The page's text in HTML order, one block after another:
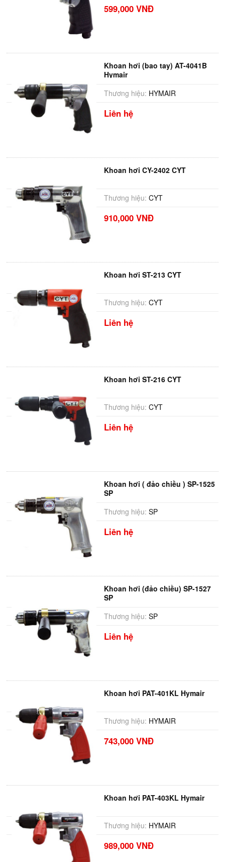
599,000 VNĐ
Khoan hơi (bao tay) AT-4041B
Hymair
Thương hiệu: HYMAIR
Liên hệ
Khoan hơi CY-2402 CYT
Thương hiệu: CYT
910,000 VNĐ
Khoan hơi ST-213 CYT
Thương hiệu: CYT
Liên hệ
Khoan hơi ST-216 CYT
Thương hiệu: CYT
Liên hệ
Khoan hơi ( đảo chiều ) SP-1525
SP
Thương hiệu: SP
Liên hệ
Khoan hơi (đảo chiều) SP-1527
SP
Thương hiệu: SP
Liên hệ
Khoan hơi PAT-401KL Hymair
Thương hiệu: HYMAIR
743,000 VNĐ
Khoan hơi PAT-403KL Hymair
Thương hiệu: HYMAIR
989,000 VNĐ